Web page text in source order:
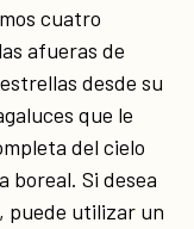
cuatro
afueras de
desde su
que le
del cielo
boreal. Si desea
puede utilizar un